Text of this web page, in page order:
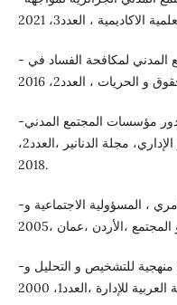
- سمير شوقي، نحو تفعيل دور المجتمع المدني لمكافحة الفساد في
-شيماء عادل فاضل و على طارق جاسم ،دور مؤسسات المجتمع المدني
في العراق في مكافحة الفساد المالي و الإداري، مجلة الدنانير ،العدد2،
2018.
-طاهر محسن الغالبي و صالح مهدى العامري ، المسؤولية الاجتماعية و
-عامر الكبيسي،الفساد الإداري رؤية منهجية للتشخيص و التحليل و